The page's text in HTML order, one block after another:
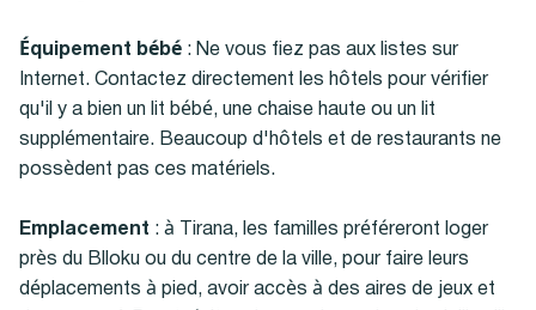
Équipement bébé : Ne vous fiez pas aux listes sur
Internet. Contactez directement les hôtels pour vérifier
qu'il y a bien un lit bébé, une chaise haute ou un lit
supplémentaire. Beaucoup d'hôtels et de restaurants ne
possèdent pas ces matériels.
Emplacement : à Tirana, les familles préféreront loger
près du Blloku ou du centre de la ville, pour faire leurs
déplacements à pied, avoir accès à des aires de jeux et